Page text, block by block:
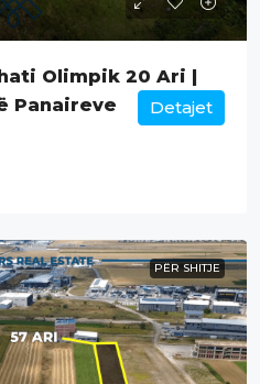
Olimpik 20 Ari |
Panaireve
Detajet
PËR SHITJE